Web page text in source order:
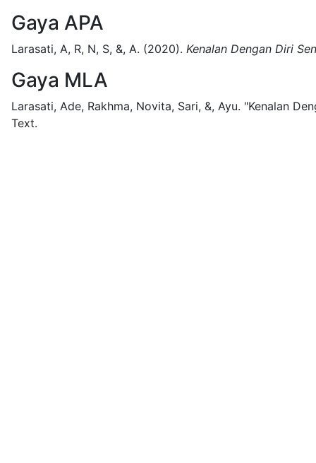
Gaya APA
Larasati, A, R, N, S, &, A. (2020). Kenalan Dengan Diri
Gaya MLA
Larasati, Ade, Rakhma, Novita, Sari, &, Ayu. "Kenalan
Text.